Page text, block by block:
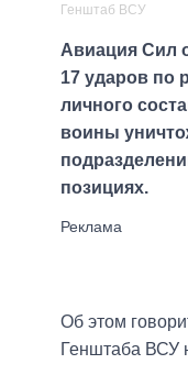
Генштаб ВСУ
Авиация Сил
17 ударов по
личного
воины
позициях.
Об этом
Генштаба ВСУ